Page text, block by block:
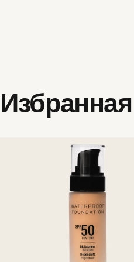
Избранная